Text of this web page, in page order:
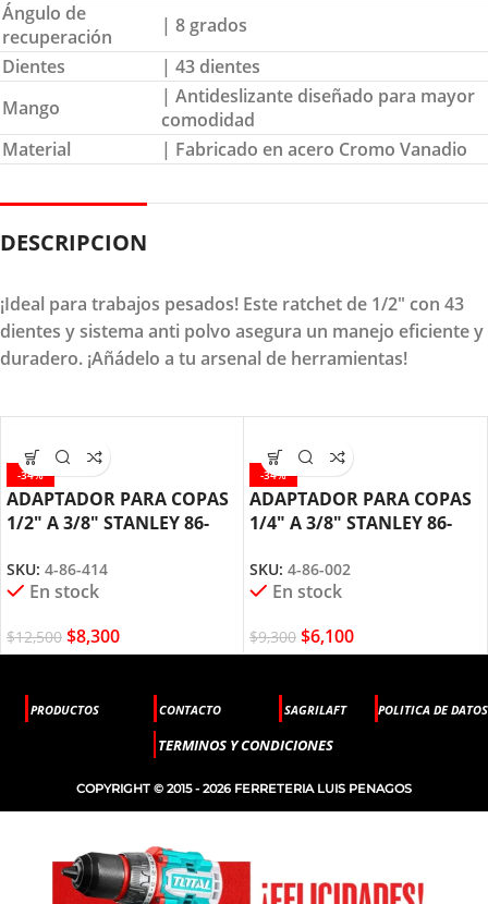
Ángulo de
recuperación
| 8 grados
Dientes
| 43 dientes
Mango
| Antideslizante diseñado para mayor
comodidad
Material
| Fabricado en acero Cromo Vanadio
DESCRIPCION
¡Ideal para trabajos pesados! Este ratchet de 1/2" con 43
dientes y sistema anti polvo asegura un manejo eficiente y
duradero. ¡Añádelo a tu arsenal de herramientas!
-34%
ADAPTADOR PARA COPAS
1/2″ A 3/8″ STANLEY 86-
SKU: 4-86-414
En stock
$12,500 $8,300
-34%
ADAPTADOR PARA COPAS
1/4″ A 3/8″ STANLEY 86-
SKU: 4-86-002
En stock
$9,300 $6,100
PRODUCTOS CONTACTO SAGRILAFT POLITICA DE DATOS
TERMINOS Y CONDICIONES
COPYRIGHT © 2015 - 2026 FERRETERIA LUIS PENAGOS